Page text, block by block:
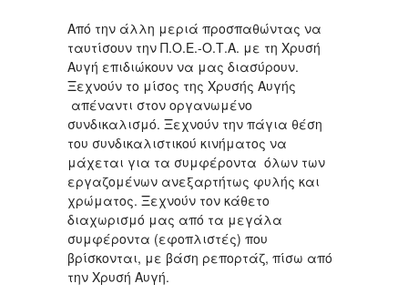
Από την άλλη μεριά προσπαθώντας να
ταυτίσουν την Π.Ο.Ε.-Ο.Τ.Α. με τη Χρυσή
Αυγή επιδιώκουν να μας διασύρουν.
Ξεχνούν το μίσος της Χρυσής Αυγής
απέναντι στον οργανωμένο
συνδικαλισμό. Ξεχνούν την πάγια θέση
του συνδικαλιστικού κινήματος να
μάχεται για τα συμφέροντα όλων των
εργαζομένων ανεξαρτήτως φυλής και
χρώματος. Ξεχνούν τον κάθετο
διαχωρισμό μας από τα μεγάλα
συμφέροντα (εφοπλιστές) που
βρίσκονται, με βάση ρεπορτάζ, πίσω από
την Χρυσή Αυγή.